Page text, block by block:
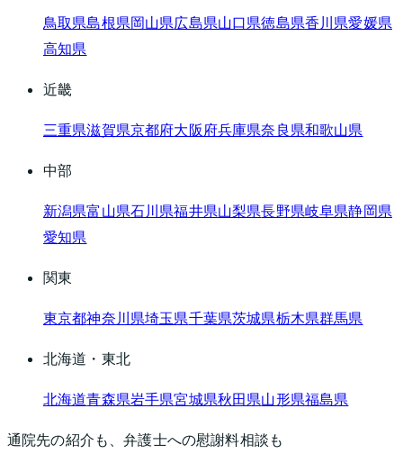
鳥取県島根県岡山県広島県山口県徳島県香川県愛媛県
高知県
近畿
三重県滋賀県京都府大阪府兵庫県奈良県和歌山県
中部
新潟県富山県石川県福井県山梨県長野県岐阜県静岡県
愛知県
関東
東京都神奈川県埼玉県千葉県茨城県栃木県群馬県
北海道・東北
北海道青森県岩手県宮城県秋田県山形県福島県
通院先の紹介も、弁護士への慰謝料相談も